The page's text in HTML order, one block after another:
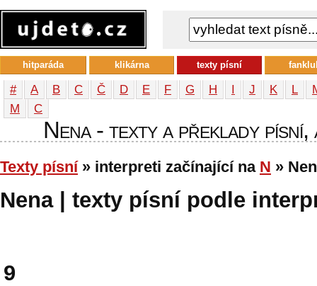
# A B C Č D E F G H I J K L
М
С
Nena - texty a překlady
Texty písní» interpreti začínající na N »
Nena | texty písní podle
9
hitparáda klikárna texty písní